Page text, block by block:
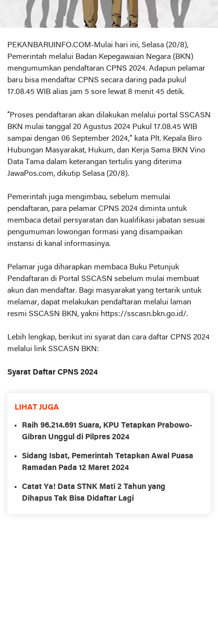
PEKANBARUINFO.COM-Mulai hari ini, Selasa (20/8),
Pemerintah melalui Badan Kepegawaian Negara (BKN)
mengumumkan pendaftaran CPNS 2024. Adapun pelamar
baru bisa mendaftar CPNS secara daring pada pukul
17.08.45 WIB alias jam 5 sore lewat 8 menit 45 detik.
“Proses pendaftaran akan dilakukan melalui portal SSCASN
BKN mulai tanggal 20 Agustus 2024 Pukul 17.08.45 WIB
sampai dengan 06 September 2024,” kata Plt. Kepala Biro
Hubungan Masyarakat, Hukum, dan Kerja Sama BKN Vino
Data Tama dalam keterangan tertulis yang diterima
JawaPos.com, dikutip Selasa (20/8).
Pemerintah juga mengimbau, sebelum memulai
pendaftaran, para pelamar CPNS 2024 diminta untuk
membaca detail persyaratan dan kualifikasi jabatan sesuai
pengumuman lowongan formasi yang disampaikan
instansi di kanal informasinya.
Pelamar juga diharapkan membaca Buku Petunjuk
Pendaftaran di Portal SSCASN sebelum mulai membuat
akun dan mendaftar. Bagi masyarakat yang tertarik untuk
melamar, dapat melakukan pendaftaran melalui laman
resmi SSCASN BKN, yakni https://sscasn.bkn.go.id/.
Lebih lengkap, berikut ini syarat dan cara daftar CPNS 2024
melalui link SSCASN BKN:
Syarat Daftar CPNS 2024
LIHAT JUGA
Raih 96.214.691 Suara, KPU Tetapkan Prabowo-
Gibran Unggul di Pilpres 2024
Sidang Isbat, Pemerintah Tetapkan Awal Puasa
Ramadan Pada 12 Maret 2024
Catat Ya! Data STNK Mati 2 Tahun yang
Dihapus Tak Bisa Didaftar Lagi